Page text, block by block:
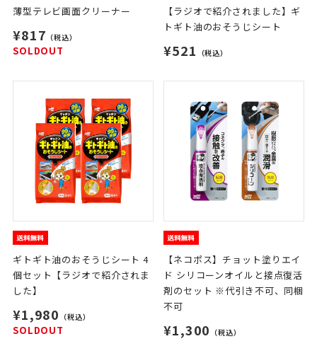
薄型テレビ画面クリーナー
¥817 （税込）
SOLDOUT
【ラジオで紹介されました】ギ
トギト油のおそうじシート
¥521 （税込）
ギトギト油のおそうじシート 4
個セット【ラジオで紹介されま
した】
¥1,980 （税込）
SOLDOUT
【ネコポス】チョット塗りエイ
ド シリコーンオイルと接点復活
剤のセット ※代引き不可、同梱
不可
¥1,300 （税込）